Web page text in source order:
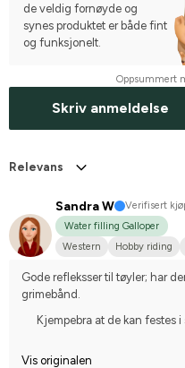
de veldig fornøyde og
synes produktet er både fint
og funksjonelt.
Oppsummert
Skriv anmeldelse
Relevans
Sandra W
Verifisert
Water filling Galloper
Western
Hobby riding
Gode refleksser til tøyler; har
grimebånd.
Kjempebra at de kan festes
Vis originalen